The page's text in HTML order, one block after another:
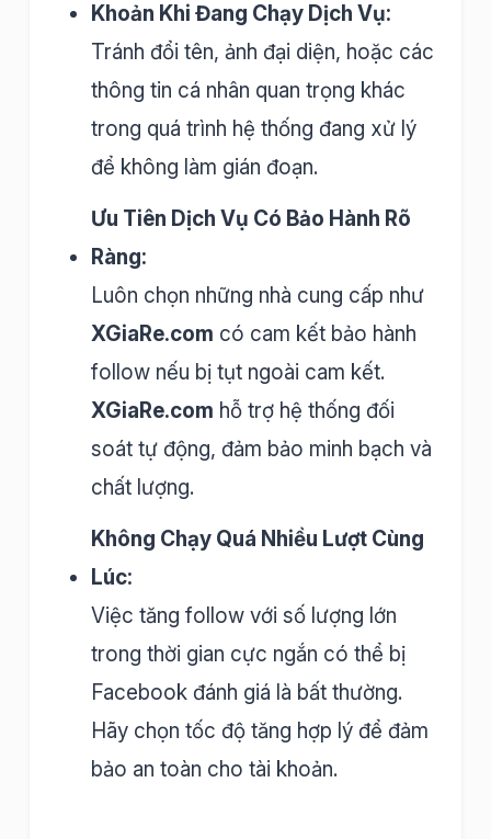
Khoản Khi Đang Chạy Dịch Vụ:
Tránh đổi tên, ảnh đại diện, hoặc các
thông tin cá nhân quan trọng khác
trong quá trình hệ thống đang xử lý
để không làm gián đoạn.
Ưu Tiên Dịch Vụ Có Bảo Hành Rõ
Ràng:
Luôn chọn những nhà cung cấp như
XGiaRe.com có cam kết bảo hành
follow nếu bị tụt ngoài cam kết.
XGiaRe.com hỗ trợ hệ thống đối
soát tự động, đảm bảo minh bạch và
chất lượng.
Không Chạy Quá Nhiều Lượt Cùng
Lúc:
Việc tăng follow với số lượng lớn
trong thời gian cực ngắn có thể bị
Facebook đánh giá là bất thường.
Hãy chọn tốc độ tăng hợp lý để đảm
bảo an toàn cho tài khoản.